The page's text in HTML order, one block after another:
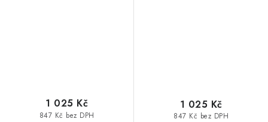
847 Kč bez DPH
1 025 Kč
847 Kč bez DPH
1 025 Kč